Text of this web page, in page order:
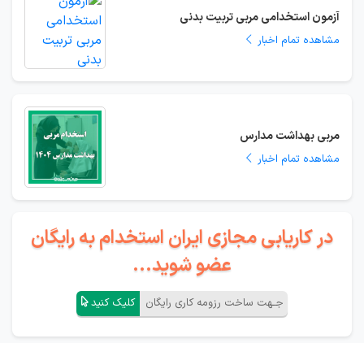
آزمون استخدامی مربی تربیت بدنی
مشاهده تمام اخبار
مربی بهداشت مدارس
مشاهده تمام اخبار
در کاریابی مجازی ایران استخدام به رایگان
عضو شوید...
جـهت ساخت رزومه کاری رایگان کلیک کنید